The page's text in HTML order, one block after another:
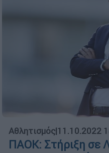
Αθλητισμός|11.10.2022
ΠΑΟΚ: Στήριξη σε